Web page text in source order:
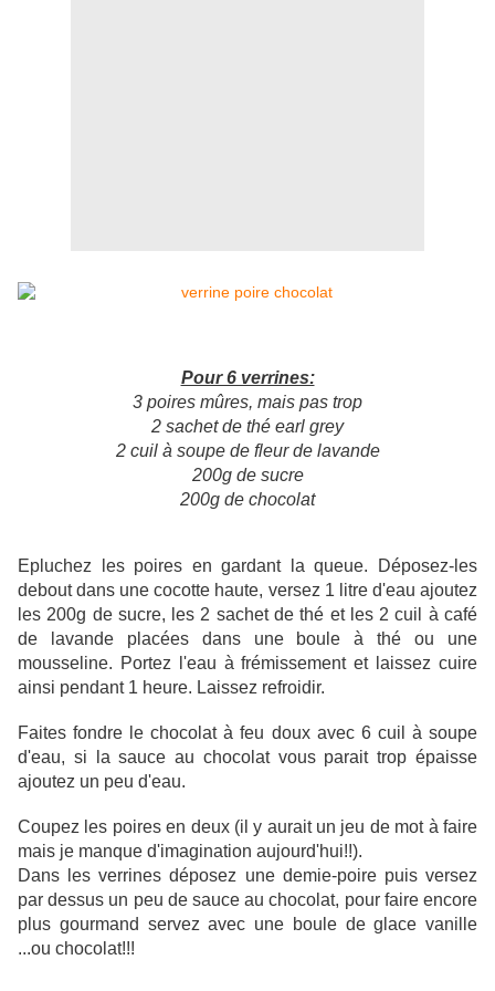
Pour 6 verrines:
3 poires mûres, mais pas trop
2 sachet de thé earl grey
2 cuil à soupe de fleur de lavande
200g de sucre
200g de chocolat
Epluchez les poires en gardant la queue. Déposez-les
debout dans une cocotte haute, versez 1 litre d'eau ajoutez
les 200g de sucre, les 2 sachet de thé et les 2 cuil à café
de lavande placées dans une boule à thé ou une
mousseline. Portez l'eau à frémissement et laissez cuire
ainsi pendant 1 heure. Laissez refroidir.
Faites fondre le chocolat à feu doux avec 6 cuil à soupe
d'eau, si la sauce au chocolat vous parait trop épaisse
ajoutez un peu d'eau.
Coupez les poires en deux (il y aurait un jeu de mot à faire
mais je manque d'imagination aujourd'hui!!).
Dans les verrines déposez une demie-poire puis versez
par dessus un peu de sauce au chocolat, pour faire encore
plus gourmand servez avec une boule de glace vanille
...ou chocolat!!!